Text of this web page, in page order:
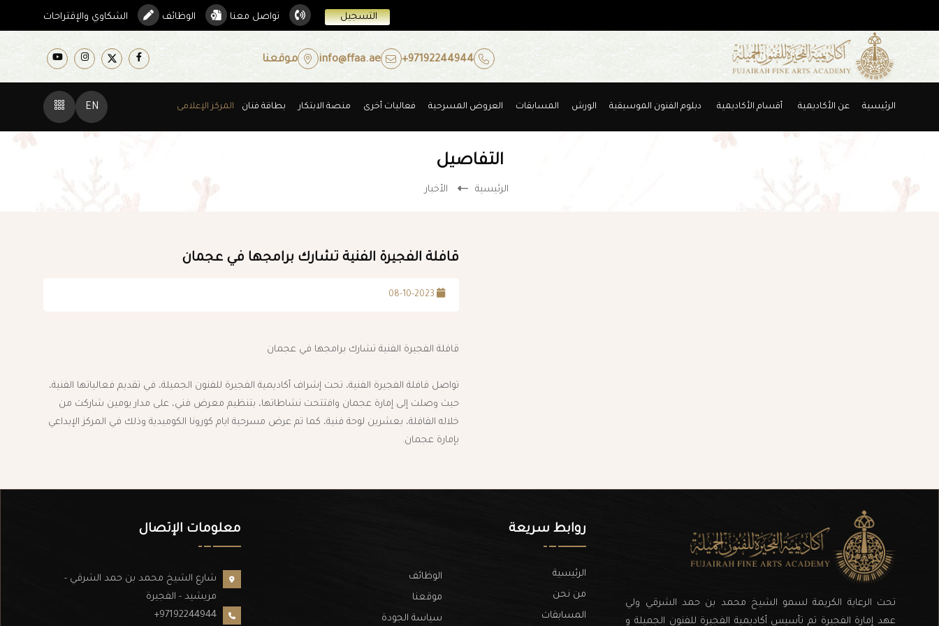
التسجيل تواصل معنا الوظائف الشكاوي والإقتراحات
+97192244944
info@ffaa.ae موقعنا
الرئيسية عن الأكاديمية أقسام الأكاديمية دبلوم الفنون الموسيقية الورش المسابقات العروض المسرحية فعاليات أخرى منصة الابتكار بطاقة فنان المركز الإعلامى EN
التفاصيل
الرئيسية الأخبار
‎تواصل قافلة الفجيرة الفنية، تحت إشراف أكاديمية الفجيرة للفنون الجميلة، في تقديم فعالياتها الفنية،
حيث وصلت إلى إمارة عجمان وافتتحت نشاطاتها، بتنظيم معرض فني، على مدار يومين شاركت من
خلاله القافلة، بعشرين لوحة فنية، كما تم عرض مسرحية ايام كورونا الكوميدية وذلك في المركز الإبداعي
بإمارة عجمان.
تحت الرعاية الكريمة لسمو الشيخ محمد بن حمد الشرقي ولي
عهد إمارة الفجيرة تم تأسيس أكاديمية الفجيرة للفنون الجميلة و
روابط سريعة
الرئيسية
من نحن
المسابقات
الوظائف
موقعنا
سياسة الجودة
معلومات الإتصال
شارع الشيخ محمد بن حمد الشرقي -
مريشيد - الفجيرة
+97192244944